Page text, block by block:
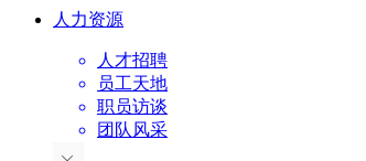
人力资源
人才招聘
员工天地
职员访谈
团队风采